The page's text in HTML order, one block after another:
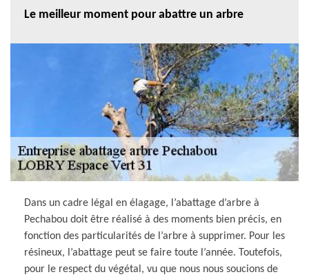
Le meilleur moment pour abattre un arbre
Dans un cadre légal en élagage, l’abattage d’arbre à
Pechabou doit être réalisé à des moments bien précis, en
fonction des particularités de l’arbre à supprimer. Pour les
résineux, l’abattage peut se faire toute l’année. Toutefois,
pour le respect du végétal, vu que nous nous soucions de